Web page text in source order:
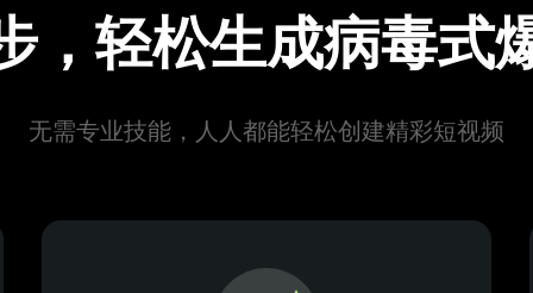
，轻松生成病毒式
无需专业技能，人人都能轻松创建精彩短视频